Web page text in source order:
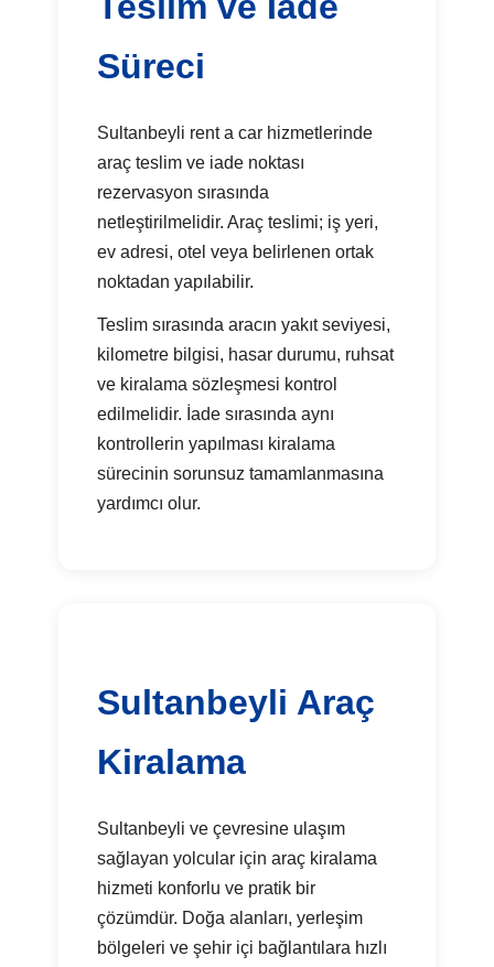
Süreci
Sultanbeyli rent a car hizmetlerinde
araç teslim ve iade noktası
rezervasyon sırasında
netleştirilmelidir. Araç teslimi; iş yeri,
ev adresi, otel veya belirlenen ortak
noktadan yapılabilir.
Teslim sırasında aracın yakıt seviyesi,
kilometre bilgisi, hasar durumu, ruhsat
ve kiralama sözleşmesi kontrol
edilmelidir. İade sırasında aynı
kontrollerin yapılması kiralama
sürecinin sorunsuz tamamlanmasına
yardımcı olur.
Sultanbeyli Araç
Kiralama
Sultanbeyli ve çevresine ulaşım
sağlayan yolcular için araç kiralama
hizmeti konforlu ve pratik bir
çözümdür. Doğa alanları, yerleşim
bölgeleri ve şehir içi bağlantılara hızlı